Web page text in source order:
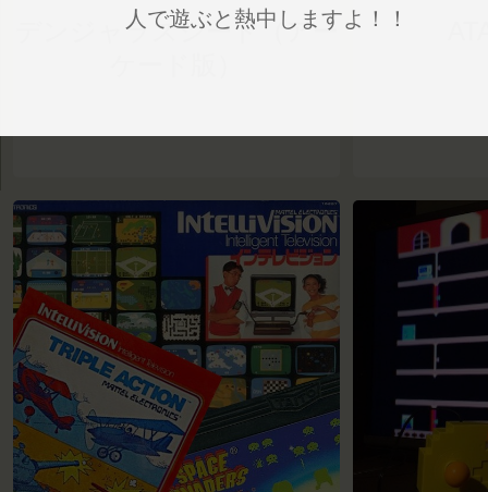
デンジャラスシード（アー
人で遊ぶと熱中しますよ！！